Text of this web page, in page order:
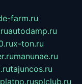
farm.ru
autodamp.ru
x-ton.ru
manunae.ru
tajuncos.ru
splclub.ru